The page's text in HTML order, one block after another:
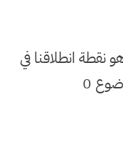
نقطة انطلاقنا في
0